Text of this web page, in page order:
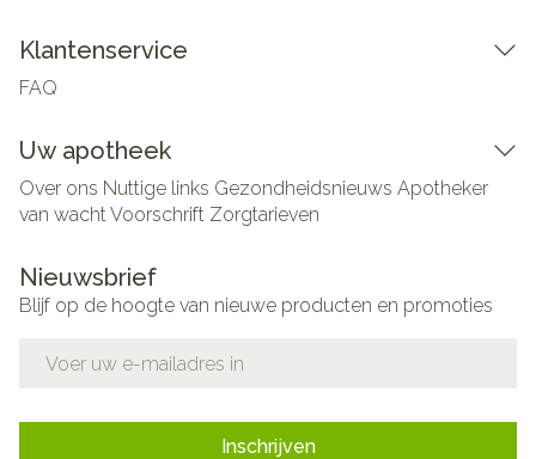
Klantenservice
FAQ
Uw apotheek
Over ons Nuttige links Gezondheidsnieuws Apotheker
van wachtVoorschrift Zorgtarieven
Nieuwsbrief
Blijf op de hoogte van nieuwe producten en promoties
Inschrijven